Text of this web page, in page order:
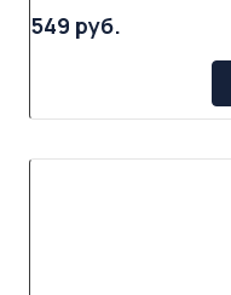
549 руб.